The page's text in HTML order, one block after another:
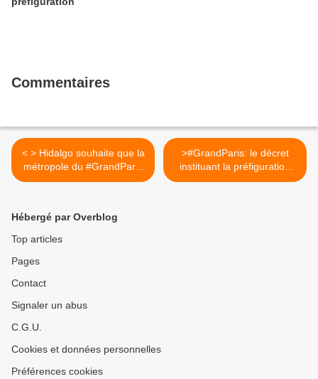
Commentaires
< > Hidalgo souhaite que la
métropole du #GrandParis
soit "au rendez-vous" en
>#GrandParis: le décret
instituant la préfiguration
est paru >
Hébergé par Overblog
Top articles
Pages
Contact
Signaler un abus
C.G.U.
Cookies et données personnelles
Préférences cookies